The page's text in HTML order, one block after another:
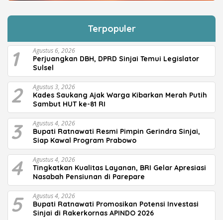
Terpopuler
1 Agustus 6, 2026
Perjuangkan DBH, DPRD Sinjai Temui Legislator
Sulsel
2 Agustus 3, 2026
Kades Saukang Ajak Warga Kibarkan Merah Putih
Sambut HUT ke-81 RI
3 Agustus 4, 2026
Bupati Ratnawati Resmi Pimpin Gerindra Sinjai,
Siap Kawal Program Prabowo
4 Agustus 4, 2026
Tingkatkan Kualitas Layanan, BRI Gelar Apresiasi
Nasabah Pensiunan di Parepare
5 Agustus 4, 2026
Bupati Ratnawati Promosikan Potensi Investasi
Sinjai di Rakerkornas APINDO 2026